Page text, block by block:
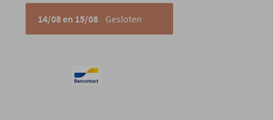
14/08 en 15/08 Gesloten